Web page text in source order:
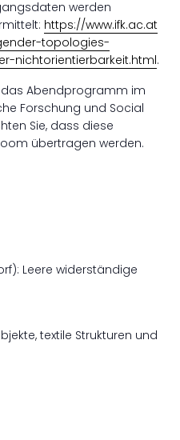
werden
https://www.ifk.ac.at
topologies-
nichtorientierbarkeit.html.
das Abendprogramm im
Forschung und Social
Sie, dass diese
übertragen werden.
Leere widerständige
textile Strukturen und